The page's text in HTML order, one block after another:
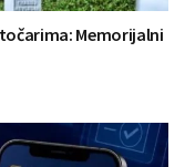
Memorijalni